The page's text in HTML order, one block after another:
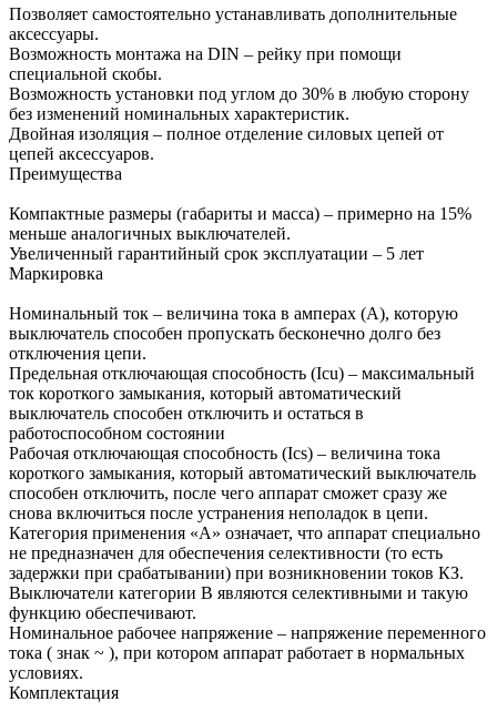
Позволяет самостоятельно устанавливать дополнительные
аксессуары.
Возможность монтажа на DIN – рейку при помощи
специальной скобы.
Возможность установки под углом до 30% в любую сторону
без изменений номинальных характеристик.
Двойная изоляция – полное отделение силовых цепей от
цепей аксессуаров.
Преимущества
Компактные размеры (габариты и масса) – примерно на 15%
меньше аналогичных выключателей.
Увеличенный гарантийный срок эксплуатации – 5 лет
Маркировка
Номинальный ток – величина тока в амперах (А), которую
выключатель способен пропускать бесконечно долго без
отключения цепи.
Предельная отключающая способность (Icu) – максимальный
ток короткого замыкания, который автоматический
выключатель способен отключить и остаться в
работоспособном состоянии
Рабочая отключающая способность (Ics) – величина тока
короткого замыкания, который автоматический выключатель
способен отключить, после чего аппарат сможет сразу же
снова включиться после устранения неполадок в цепи.
Категория применения «А» означает, что аппарат специально
не предназначен для обеспечения селективности (то есть
задержки при срабатывании) при возникновении токов КЗ.
Выключатели категории В являются селективными и такую
функцию обеспечивают.
Номинальное рабочее напряжение – напряжение переменного
тока ( знак ~ ), при котором аппарат работает в нормальных
условиях.
Комплектация